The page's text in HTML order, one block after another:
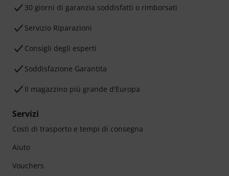
30 giorni di garanzia soddisfatti o rimborsati
Servizio Riparazioni
Consigli degli esperti
Soddisfazione Garantita
Il magazzino più grande d'Europa
Servizi
Costi di trasporto e tempi di consegna
Aiuto
Vouchers